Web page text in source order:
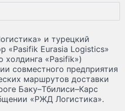
и турецкий
«Pasifik Eurasia Logistics»
холдинга «Pasifik»)
совместного предприятия
маршрутов доставки
Баку–Тбилиси–Карс
«РЖД Логистика».